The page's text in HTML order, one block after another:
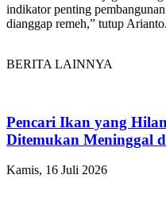
indikator penting
dianggap remeh,” tutup Arianto.
BERITA LAINNYA
Pencari Ikan yang
Ditemukan Meninggal
Kamis, 16 Juli 2026